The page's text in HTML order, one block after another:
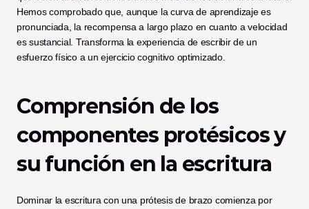
Hemos comprobado que, aunque la curva de aprendizaje es
pronunciada, la recompensa a largo plazo en cuanto a velocidad
es sustancial. Transforma la experiencia de escribir de un
esfuerzo físico a un ejercicio cognitivo optimizado.
Comprensión de los
componentes protésicos y
su función en la escritura
Dominar la escritura con una prótesis de brazo comienza por